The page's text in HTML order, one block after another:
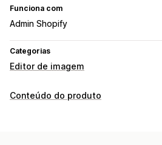
Funciona com
Admin Shopify
Categorias
Editor de imagem
Otimização de imagem
Conteúdo do produto